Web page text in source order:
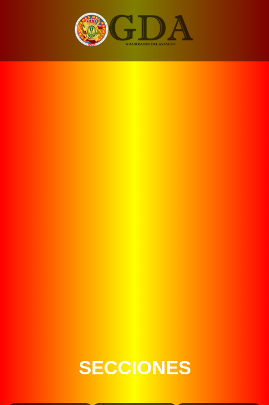
SECCIONES